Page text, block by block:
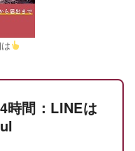
時間：LINEは